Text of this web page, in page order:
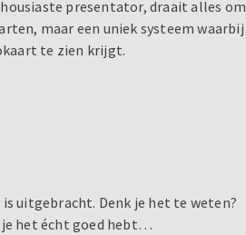
presentator, draait alles om
maar een uniek systeem waarbij
te zien krijgt.
uitgebracht. Denk je het te weten?
je het écht goed hebt…